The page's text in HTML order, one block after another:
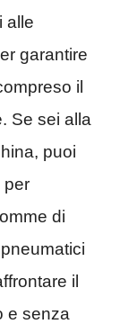
alle
garantire
il
Se sei alla
puoi
per
di
il
e senza